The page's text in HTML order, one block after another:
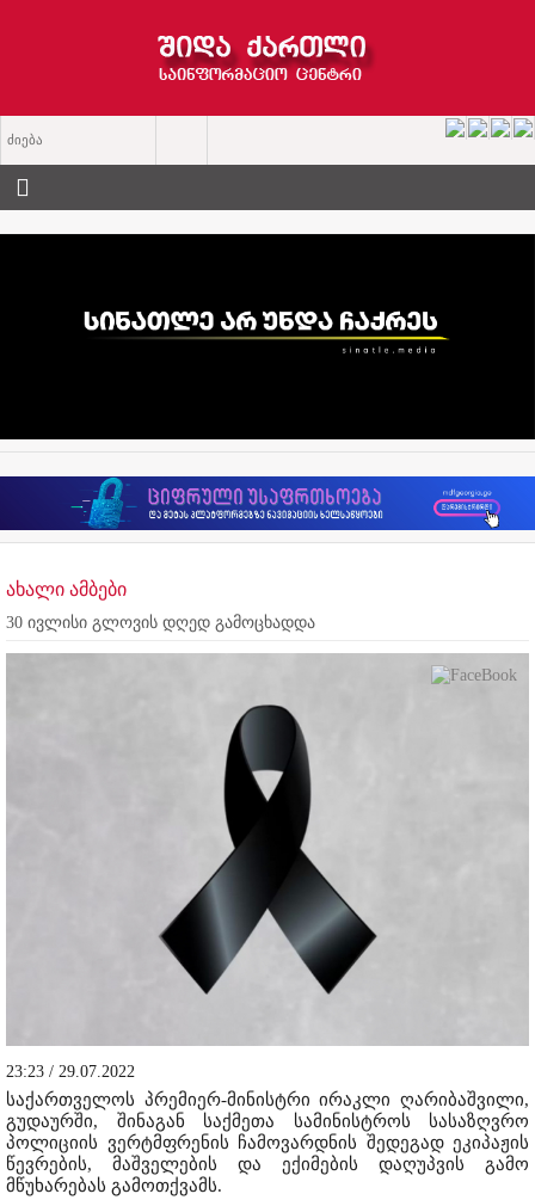
ახალი ამბები
30 ივლისი გლოვის დღედ გამოცხადდა
23:23 / 29.07.2022
საქართველოს პრემიერ-მინისტრი ირაკლი ღარიბაშვილი,
გუდაურში, შინაგან საქმეთა სამინისტროს სასაზღვრო
პოლიციის ვერტმფრენის ჩამოვარდნის შედეგად ეკიპაჟის
წევრების, მაშველების და ექიმების დაღუპვის გამო
მწუხარებას გამოთქვამს.